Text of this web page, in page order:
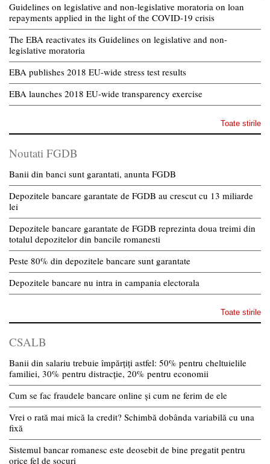
Guidelines on legislative and non-legislative moratoria on loan
repayments applied in the light of the COVID-19 crisis
The EBA reactivates its Guidelines on legislative and non-
legislative moratoria
EBA publishes 2018 EU-wide stress test results
EBA launches 2018 EU-wide transparency exercise
Toate stirile
Noutati FGDB
Banii din banci sunt garantati, anunta FGDB
Depozitele bancare garantate de FGDB au crescut cu 13 miliarde
lei
Depozitele bancare garantate de FGDB reprezinta doua treimi din
totalul depozitelor din bancile romanesti
Peste 80% din depozitele bancare sunt garantate
Depozitele bancare nu intra in campania electorala
Toate stirile
CSALB
Banii din salariu trebuie împărțiți astfel: 50% pentru cheltuielile
familiei, 30% pentru distracție, 20% pentru economii
Cum se fac fraudele bancare online și cum ne ferim de ele
Vrei o rată mai mică la credit? Schimbă dobânda variabilă cu una
fixă
Sistemul bancar romanesc este deosebit de bine pregatit pentru
orice fel de socuri